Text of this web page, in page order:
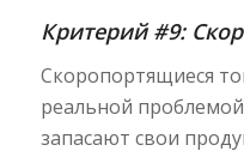
Критерий #9:
Скоропортящиеся
реальной
запасают свои